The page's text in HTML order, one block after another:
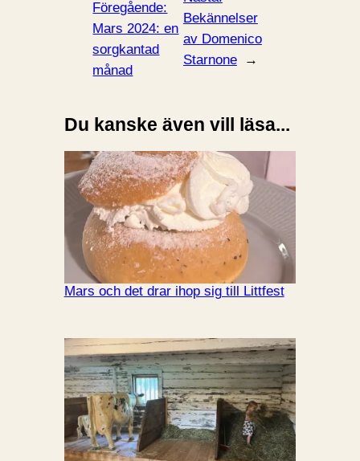
Föregående:
Mars 2024: en
sorgkantad
månad
Bekännelser
av Domenico
Starnone
→
Du kanske även vill läsa...
Mars och det drar ihop sig till Littfest